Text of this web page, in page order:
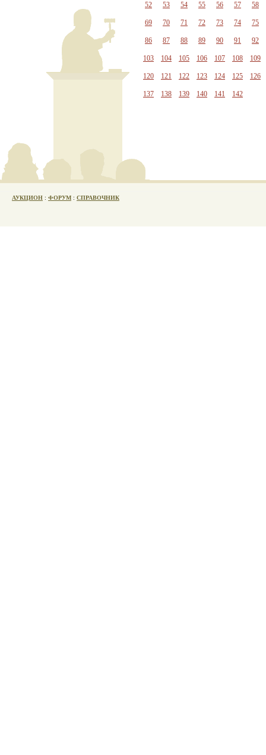
52 53 54 55 56 57 58
69 70 71 72 73 74 75
86 87 88 89 90 91 92
103 104 105 106 107 108 109
120 121 122 123 124 125 126
137 138 139 140 141 142
АУКЦИОН : ФОРУМ : СПРАВОЧНИК